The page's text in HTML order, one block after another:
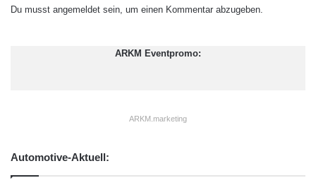
Zeitverzögerungen unterrichtet wird und
– Meldungen bei Flügen informieren die
-
g
Du musst angemeldet sein, um einen Kommentar abzugeben.
ARKM Eventpromo:
ARKM.marketing
Automotive-Aktuell: